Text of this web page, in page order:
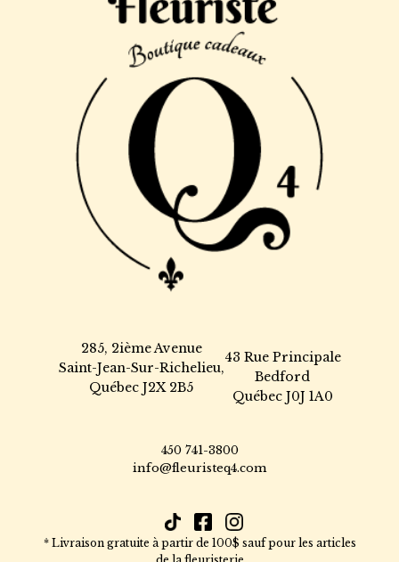
285, 2ième Avenue
Saint-Jean-Sur-Richelieu,
Québec J2X 2B5
43 Rue Principale
Bedford
Québec J0J 1A0
450 741-3800
info@fleuristeq4.com
* Livraison gratuite à partir de 100$ sauf pour les articles